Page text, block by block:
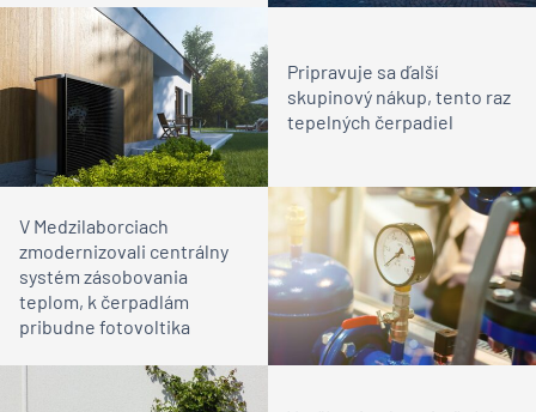
Pripravuje sa ďalší
skupinový nákup, tento raz
tepelných čerpadiel
V Medzilaborciach
zmodernizovali centrálny
systém zásobovania
teplom, k čerpadlám
pribudne fotovoltika